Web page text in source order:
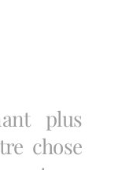
plus
chose